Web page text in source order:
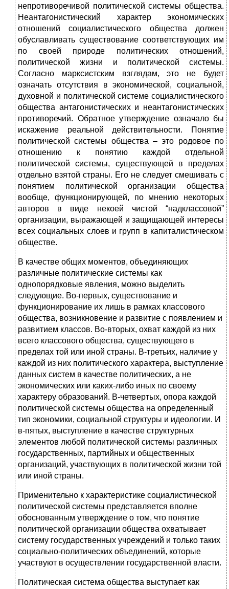
непротиворечивой политической системы общества.
Неантагонистический характер экономических
отношений социалистического общества должен
обуславливать существование соответствующих им
по своей природе политических отношений,
политической жизни и политической системы.
Согласно марксистским взглядам, это не будет
означать отсутствия в экономической, социальной,
духовной и политической системе социалистического
общества антагонистических и неантагонистических
противоречий. Обратное утверждение означало бы
искажение реальной действительности. Понятие
политической системы общества – это родовое по
отношению к понятию каждой отдельной
политической системы, существующей в пределах
отдельно взятой страны. Его не следует смешивать с
понятием политической организации общества
вообще, функционирующей, по мнению некоторых
авторов в виде некоей чистой “надклассовой”
организации, выражающей и защищающей интересы
всех социальных слоев и групп в капиталистическом
обществе.
В качестве общих моментов, объединяющих
различные политические системы как
однопорядковые явления, можно выделить
следующие. Во-первых, существование и
функционирование их лишь в рамках классового
общества, возникновение и развитие с появлением и
развитием классов. Во-вторых, охват каждой из них
всего классового общества, существующего в
пределах той или иной страны. В-третьих, наличие у
каждой из них политического характера, выступление
данных систем в качестве политических, а не
экономических или каких-либо иных по своему
характеру образований. В-четвертых, опора каждой
политической системы общества на определенный
тип экономики, социальной структуры и идеологии. И
в-пятых, выступление в качестве структурных
элементов любой политической системы различных
государственных, партийных и общественных
организаций, участвующих в политической жизни той
или иной страны.
Применительно к характеристике социалистической
политической системы представляется вполне
обоснованным утверждение о том, что понятие
политической организации общества охватывает
систему государственных учреждений и только таких
социально-политических объединений, которые
участвуют в осуществлении государственной власти.
Политическая система общества выступает как